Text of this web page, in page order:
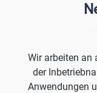
Wir arbeiten an
der
Anwendungen